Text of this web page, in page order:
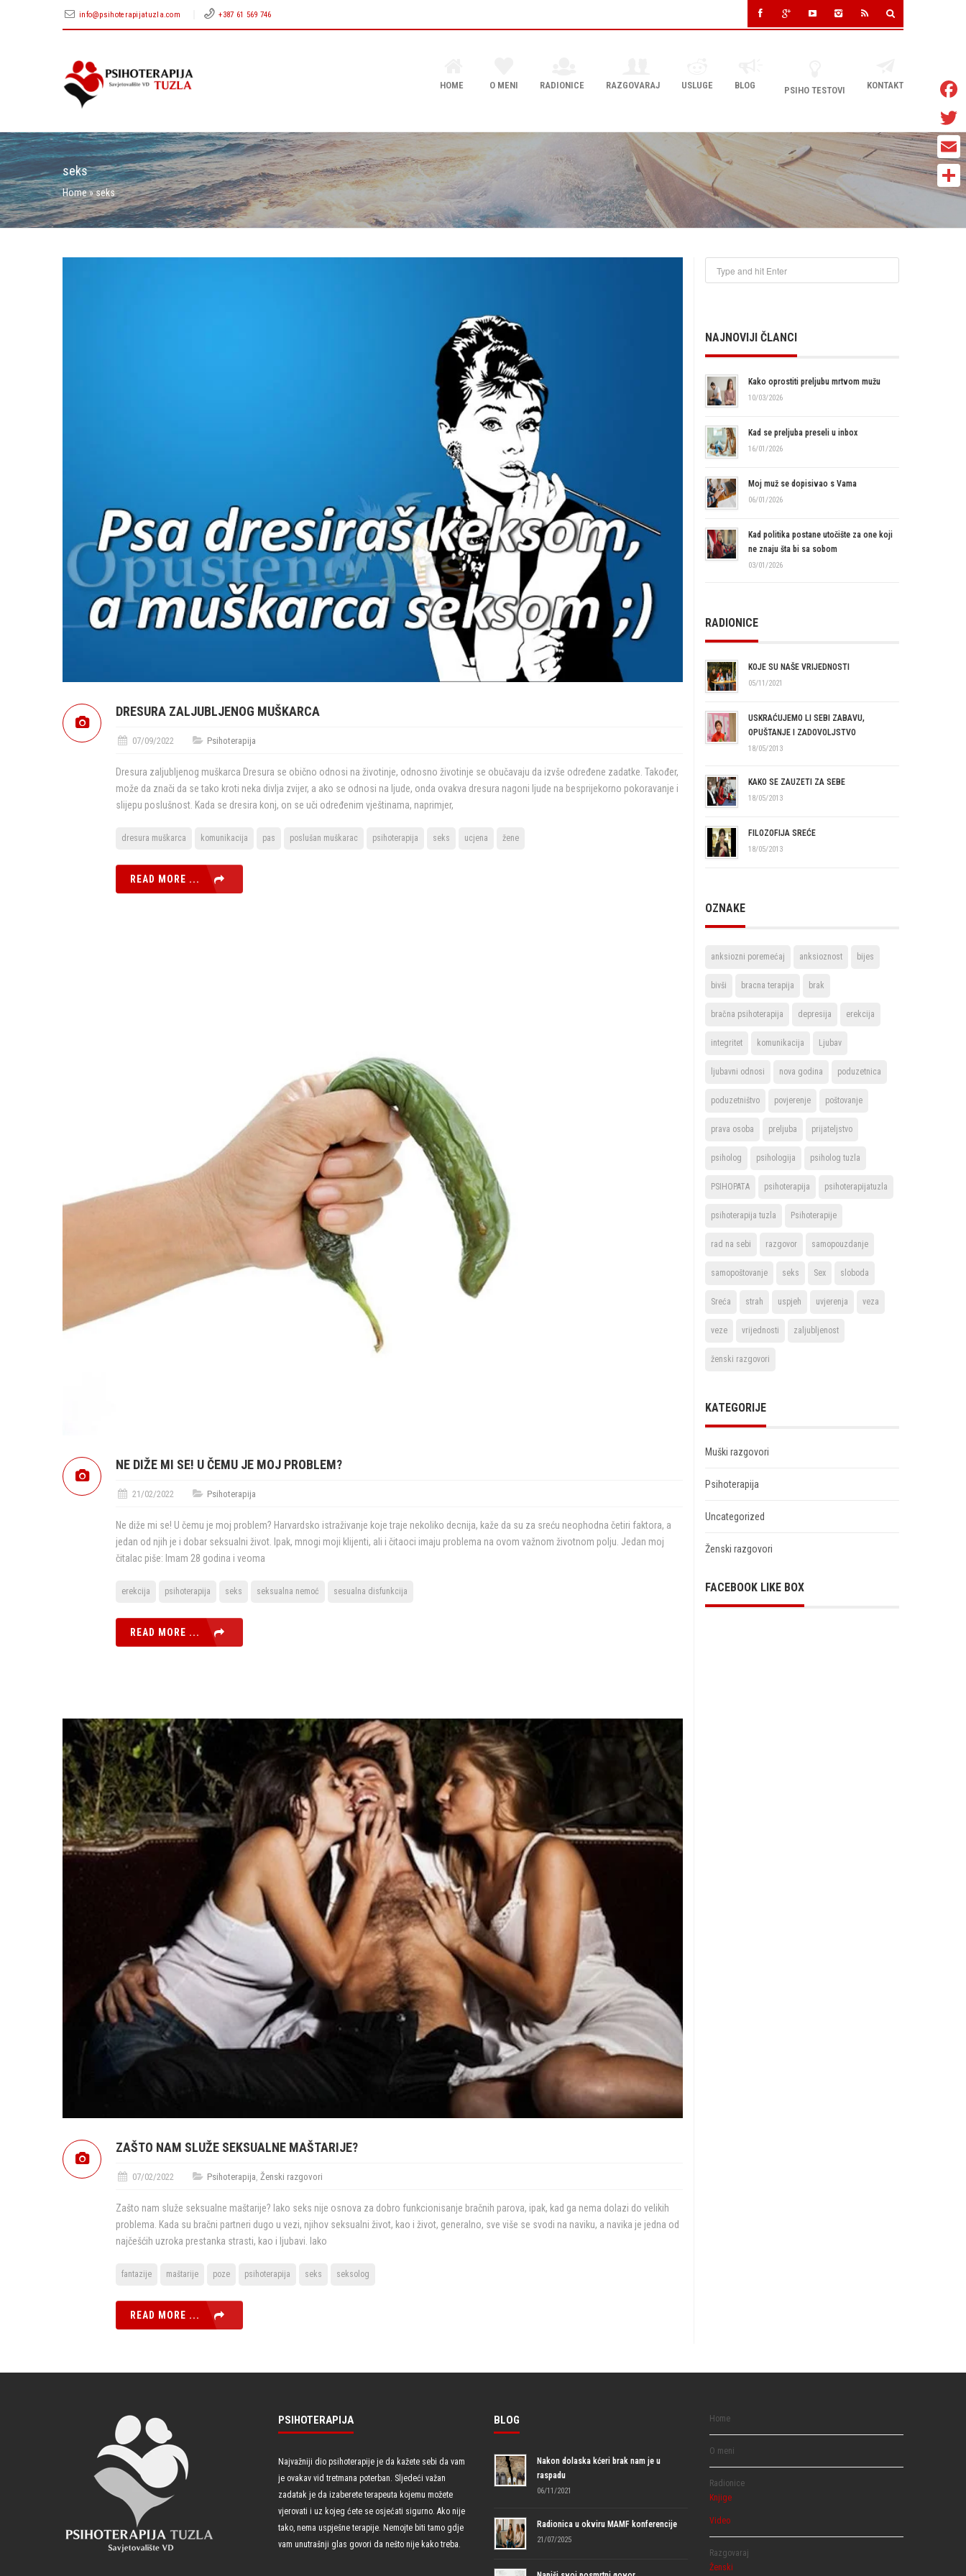
info@psihoterapijatuzla.com +387 61 569 746
HOME O MENI RADIONICE RAZGOVARAJ USLUGE BLOG PSIHO TESTOVI KONTAKT
seks
Home»seks
DRESURA ZALJUBLJENOG MUŠKARCA
07/09/2022 Psihoterapija
Dresura zaljubljenog muškarca Dresura se obično odnosi na životinje, odnosno životinje se obučavaju da izvše određene zadatke. Također,
može da znači da se tako kroti neka divlja zvijer, a ako se odnosi na ljude, onda ovakva dresura nagoni ljude na besprijekorno pokoravanje i
slijepu poslušnost. Kada se dresira konj, on se uči određenim vještinama, naprimjer,
dresura muškarca komunikacija pas poslušan muškarac psihoterapija seks ucjena žene
READ MORE ...
NE DIŽE MI SE! U ČEMU JE MOJ PROBLEM?
21/02/2022 Psihoterapija
Ne diže mi se! U čemu je moj problem? Harvardsko istraživanje koje traje nekoliko decnija, kaže da su za sreću neophodna četiri faktora, a
jedan od njih je i dobar seksualni život. Ipak, mnogi moji klijenti, ali i čitaoci imaju problema na ovom važnom životnom polju. Jedan moj
čitalac piše: Imam 28 godina i veoma
erekcija psihoterapija seks seksualna nemoć sesualna disfunkcija
READ MORE ...
ZAŠTO NAM SLUŽE SEKSUALNE MAŠTARIJE?
07/02/2022 Psihoterapija,Ženski razgovori
Zašto nam služe seksualne maštarije? Iako seks nije osnova za dobro funkcionisanje bračnih parova, ipak, kad ga nema dolazi do velikih
problema. Kada su bračni partneri dugo u vezi, njihov seksualni život, kao i život, generalno, sve više se svodi na naviku, a navika je jedna od
najčešćih uzroka prestanka strasti, kao i ljubavi. Iako
fantazije maštarije poze psihoterapija seks seksolog
READ MORE ...
NAJNOVIJI ČLANCI
Kako oprostiti preljubu mrtvom mužu
10/03/2026
Kad se preljuba preseli u inbox
16/01/2026
Moj muž se dopisivao s Vama
06/01/2026
Kad politika postane utočište za one koji
ne znaju šta bi sa sobom
03/01/2026
RADIONICE
KOJE SU NAŠE VRIJEDNOSTI
05/11/2021
USKRAĆUJEMO LI SEBI ZABAVU,
OPUŠTANJE I ZADOVOLJSTVO
18/05/2013
KAKO SE ZAUZETI ZA SEBE
18/05/2013
FILOZOFIJA SREĆE
18/05/2013
OZNAKE
anksiozni poremećaj anksioznost bijes
bivši bracna terapija brak
bračna psihoterapija depresija erekcija
integritet komunikacija Ljubav
ljubavni odnosi nova godina poduzetnica
poduzetništvo povjerenje poštovanje
prava osoba preljuba prijateljstvo
psiholog psihologija psiholog tuzla
PSIHOPATA psihoterapija psihoterapijatuzla
psihoterapija tuzla Psihoterapije
rad na sebi razgovor samopouzdanje
samopoštovanje seks Sex sloboda
Sreća strah uspjeh uvjerenja veza
veze vrijednosti zaljubljenost
ženski razgovori
KATEGORIJE
Muški razgovori
Psihoterapija
Uncategorized
Ženski razgovori
FACEBOOK LIKE BOX
PSIHOTERAPIJA
Najvažniji dio psihoterapije je da kažete sebi da vam
je ovakav vid tretmana poterban. Sljedeći važan
zadatak je da izaberete terapeuta kojemu možete
vjerovati i uz kojeg ćete se osjećati sigurno. Ako nije
tako, nema uspješne terapije. Nemojte biti tamo gdje
vam unutrašnji glas govori da nešto nije kako treba.
BLOG
Nakon dolaska kćeri brak nam je u
raspadu
06/11/2021
Radionica u okviru MAMF konferencije
21/07/2025
Home
O meni
Radionice
Knjige
Video
Razgovaraj
Ženski
Twitter
Email
Share